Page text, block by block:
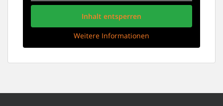
Inhalt entsperren
Weitere Informationen